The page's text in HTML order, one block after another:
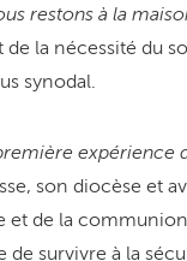
restons à la
de la nécessité du
synodal.
expérience
son diocèse et
et de la
de survivre à la